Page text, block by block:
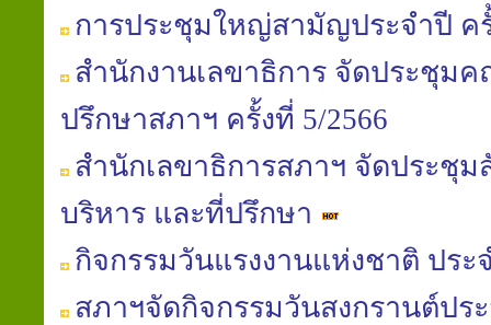
การประชุมใหญ่สามัญประจำปี ค
สำนักงานเลขาธิการ จัดประชุม
ปรึกษาสภาฯ ครั้งที่ 5/2566
สำนักเลขาธิการสภาฯ จัดประชุ
บริหาร และที่ปรึกษา
กิจกรรมวันแรงงานแห่งชาติ ประ
สภาฯจัดกิจกรรมวันสงกรานต์ปร